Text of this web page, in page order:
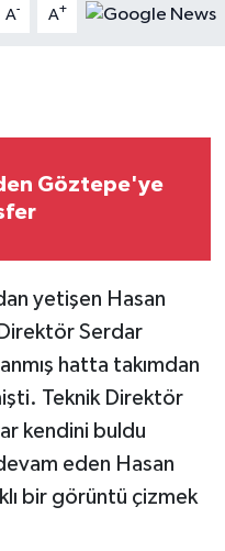
A- A+
Göztepe'ye
yetişen Hasan
Serdar
hatta takımdan
Teknik Direktör
kendini buldu
eden Hasan
bir görüntü çizmek